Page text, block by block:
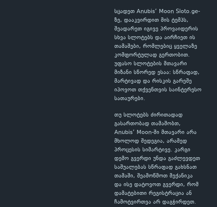
სცადეთ Anubis’ Moon Sloto.ge-
ზე, დააკვირდით მის ტემპს,
შეადარეთ იგივე პროვაიდერის
სხვა სლოტებს და აირჩიეთ ის
თამაშები, რომლებიც ყველაზე
კომფორტულად გერთობით.
უფასო სლოტების მთავარი
მიზანი სწორედ ესაა: სწრაფად,
მარტივად და რისკის გარეშე
იპოვოთ თქვენთვის საინტერესო
სათაურები.
თუ სლოტებს ძირითადად
გასართობად თამაშობთ,
Anubis’ Moon-ში მთავარი არა
მხოლოდ შედეგია, არამედ
პროცესის სიმარტივე. კარგი
დემო გვერდი უნდა გაძლევდეთ
საშუალებას სწრაფად გახსნათ
თამაში, შეამოწმოთ მექანიკა
და ისე დატოვოთ გვერდი, რომ
დამატებითი რეგისტრაცია ან
ჩამოტვირთვა არ დაგჭირდეთ.